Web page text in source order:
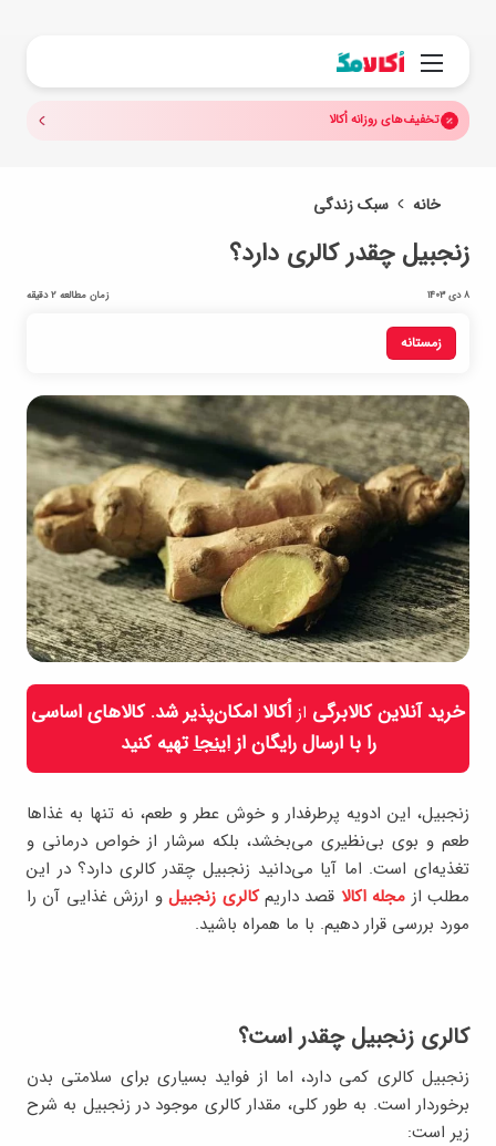
منو
تخفیف‌های روزانه اُکالا
خانه سبک زندگی
زمستانه
زنجبیل چقدر کالری دارد؟
8 دی 1403 زمان مطالعه 2 دقیقه
خرید آنلاین کالابرگی از اُکالا امکان‌پذیر شد. کالاهای اساسی
را با ارسال رایگان ازاینجاتهیه کنید
زنجبیل، این ادویه پرطرفدار و خوش عطر و طعم، نه تنها به غذاها
طعم و بوی بی‌نظیری می‌بخشد، بلکه سرشار از خواص درمانی و
تغذیه‌ای است. اما آیا می‌دانید زنجبیل چقدر کالری دارد؟ در این
مطلب از مجله اکالا قصد داریمکالری زنجبیلو ارزش غذایی آن را
مورد بررسی قرار دهیم. با ما همراه باشید.
کالری زنجبیل چقدر است؟
زنجبیل کالری کمی دارد، اما از فواید بسیاری برای سلامتی بدن
برخوردار است. به طور کلی، مقدار کالری موجود در زنجبیل به شرح
زیر است: